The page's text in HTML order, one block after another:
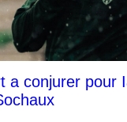
a conjurer pour